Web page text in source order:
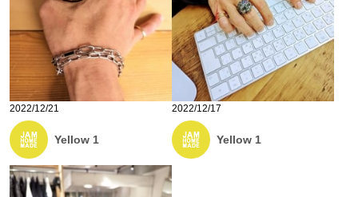
2022/12/21
Yellow 1
2022/12/17
Yellow 1